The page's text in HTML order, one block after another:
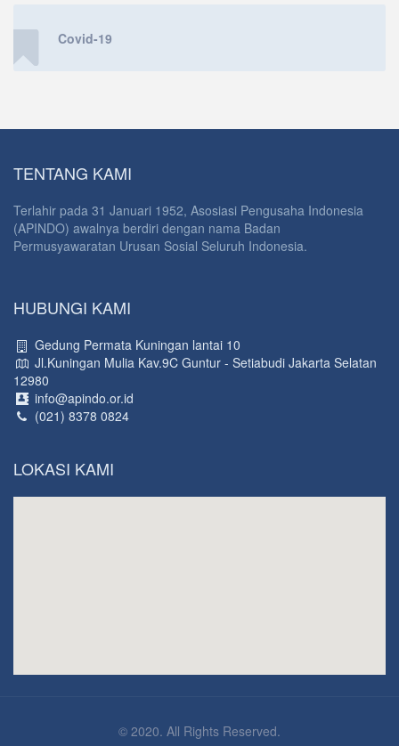
Covid-19
TENTANG KAMI
Terlahir pada 31 Januari 1952, Asosiasi Pengusaha Indonesia
(APINDO) awalnya berdiri dengan nama Badan
Permusyawaratan Urusan Sosial Seluruh Indonesia.
HUBUNGI KAMI
Gedung Permata Kuningan lantai 10
Jl.Kuningan Mulia Kav.9C Guntur - Setiabudi Jakarta Selatan
12980
info@apindo.or.id
(021) 8378 0824
LOKASI KAMI
© 2020. All Rights Reserved.